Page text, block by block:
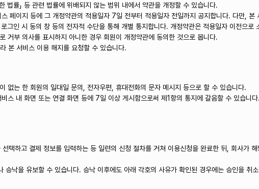
법률」 등 관련 법률에 위배되지 않는 범위 내에서 약관을 개정할 수 있습니다.
페이지 등에 그 개정약관의 적용일자 7일 전부터 적용일자 전일까지 공지합니다. 다만,
인 시 동의 창 등의 전자적 수단을 통해 개별 통지합니다. 개정약관은 적용일자 이전으로
부 의사를 표시하지 아니한 경우 회원이 개정약관에 동의한 것으로 봅니다.
본 서비스 이용 해지를 요청할 수 있습니다.
는 한 회원의 일대일 문의, 전자우편, 휴대전화의 문자 메시지 등으로 할 수 있습니다.
내 화면 또는 연결 화면 등에 7일 이상 게시함으로써 제1항의 통지에 갈음할 수 있습니
하고 결제 정보를 입력하는 등 일련의 신청 절차를 거쳐 이용신청을 완료한 뒤, 회사가
낙을 유보할 수 있습니다. 승낙 이후에도 아래 각호의 사유가 확인된 경우에는 승인을 취